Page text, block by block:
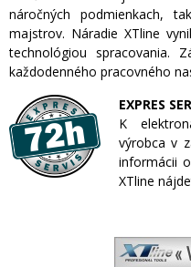
náročných podmienkach,
majstrov. Náradie XTline
technológiou spracovania.
každodenného pracovného
EXPRES
K
výrobca v
informácii
XTline